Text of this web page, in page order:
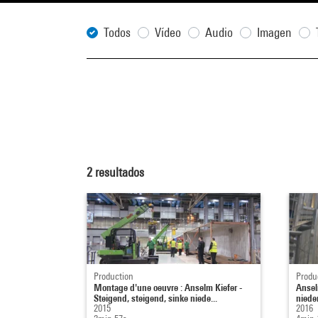
Todos Vídeo Audio Imagen
2 resultados
Production
Montage d'une oeuvre : Anselm Kiefer -
Steigend, steigend, sinke niede...
2015
2016